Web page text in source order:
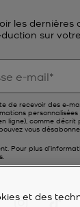
les dernières
sur
de recevoir des e-
personnalisées
ligne), comme décrit
vous
Pour plus
et des